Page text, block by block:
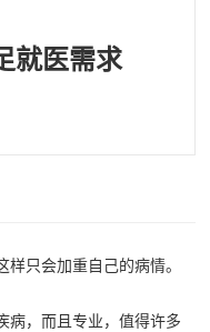
就医需求
只会加重自己的病情。
，而且专业，值得许多